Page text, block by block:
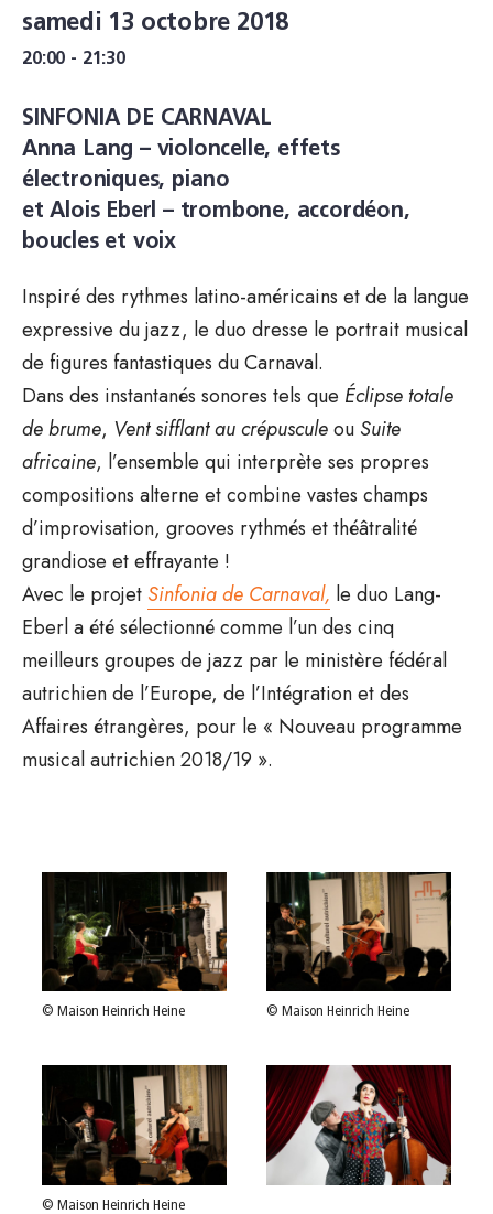
samedi 13 octobre 2018
20:00 - 21:30
SINFONIA DE CARNAVAL
Anna Lang – violoncelle, effets
électroniques, piano
etAlois Eberl – trombone, accordéon,
boucles et voix
Inspiré des rythmes latino-américains et de la langue
expressive du jazz, le duo dresse le portrait musical
de figures fantastiques du Carnaval.
Dans des instantanés sonores tels que Éclipse totale
de brume, Vent sifflant au crépusculeou Suite
africaine, l’ensemble qui interprète ses propres
compositions alterne et combine vastes champs
d’improvisation, grooves rythmés et théâtralité
grandiose et effrayante !
Avec le projet Sinfonia de Carnaval, le duo Lang-
Eberl a été sélectionné comme l’un des cinq
meilleurs groupes de jazz par le ministère fédéral
autrichien de l’Europe, de l’Intégration et des
Affaires étrangères, pour le « Nouveau programme
musical autrichien 2018/19 ».
© Maison Heinrich Heine © Maison Heinrich Heine
© Maison Heinrich Heine